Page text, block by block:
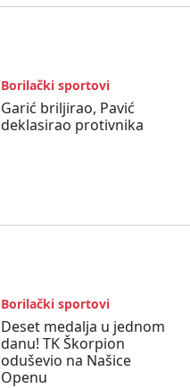
Borilački sportovi
Garić briljirao, Pavić
deklasirao protivnika
Borilački sportovi
Deset medalja u jednom
danu! TK Škorpion
oduševio na Našice
Openu